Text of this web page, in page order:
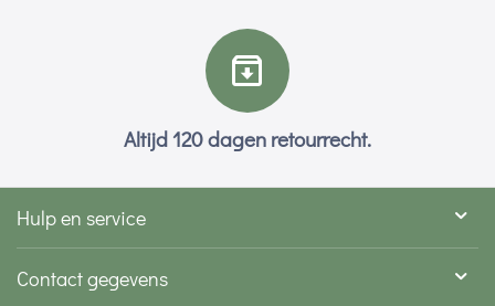
Altijd 120 dagen retourrecht.
Hulp en service
Contact gegevens